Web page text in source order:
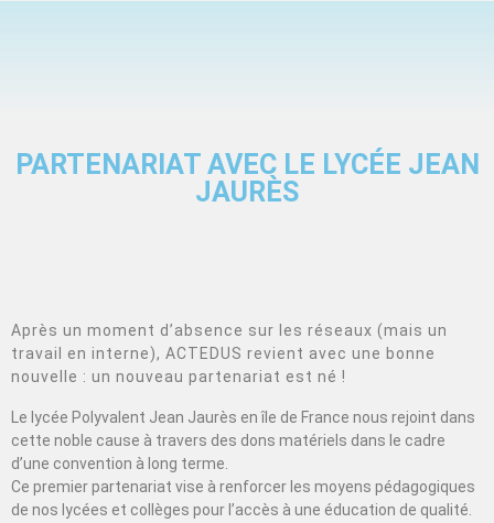
PARTENARIAT AVEC LE LYCÉE JEAN
JAURÈS
Après un moment d’absence sur les réseaux (mais un
travail en interne), ACTEDUS revient avec une bonne
nouvelle : un nouveau partenariat est né !
Le lycée Polyvalent Jean Jaurès en île de France nous rejoint dans
cette noble cause à travers des dons matériels dans le cadre
d’une convention à long terme.
Ce premier partenariat vise à renforcer les moyens pédagogiques
de nos lycées et collèges pour l’accès à une éducation de qualité.